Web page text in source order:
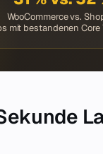
WooCommerce vs.
mit bestandenen Core